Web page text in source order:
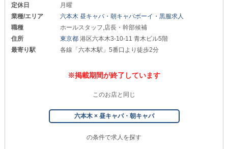
定休日
月曜
業種/エリア
六本木 昼キャバ・朝キャバボーイ・黒服求人
職種
ホールスタッフ,店長・幹部候補
住所
東京都港区六本木3-10-11 青木ビル5階
最寄り駅
各線「六本木駅」5番口より徒歩2分
※掲載期間が終了しています
このお店と同じ
六本木 × 昼キャバ・朝キャバ
の条件で求人を探す